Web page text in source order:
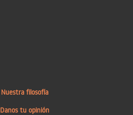
Nuestra filosofía
Danos tu opinión